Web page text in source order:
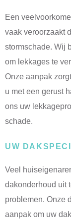
Een
vaak veroorzaakt
stormschade. Wij
om lekkages te
Onze aanpak
u met een gerust
ons uw
schade.
UW
Veel
dakonderhoud uit
problemen. Onze
aanpak om uw